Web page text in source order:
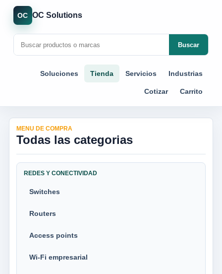
OC OC Solutions
Buscar
Soluciones Tienda Servicios Industrias
Cotizar Carrito
MENU DE COMPRA
Todas las categorias
REDES Y CONECTIVIDAD
Switches
Routers
Access points
Wi-Fi empresarial